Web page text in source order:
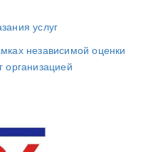
услуг
независимой оценки
организацией